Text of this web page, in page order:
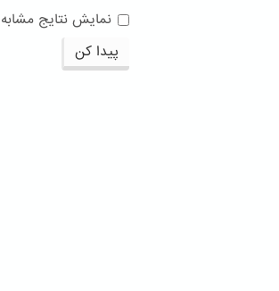
نمایش نتایج مشابه
پیدا کن